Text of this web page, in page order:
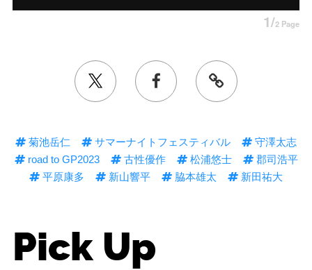
1/2 Page
菊池岳仁 サマーナイトフェスティバル
守澤太志
road to GP2023
古性優作 松浦悠士
郡司浩平
平原康多
新山響平 脇本雄太 新田祐大
Pick Up